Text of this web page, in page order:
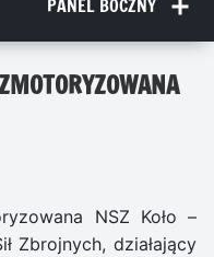
PANEL BOCZNY
NSZ Koło –
Zbrojnych, działający